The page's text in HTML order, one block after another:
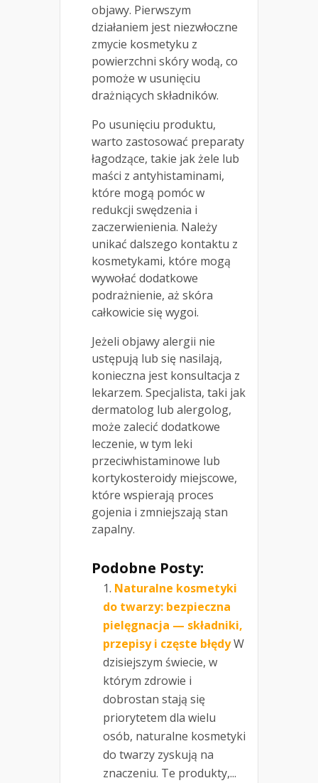
objawy. Pierwszym
działaniem jest niezwłoczne
zmycie kosmetyku z
powierzchni skóry wodą, co
pomoże w usunięciu
drażniących składników.
Po usunięciu produktu,
warto zastosować preparaty
łagodzące, takie jak żele lub
maści z antyhistaminami,
które mogą pomóc w
redukcji swędzenia i
zaczerwienienia. Należy
unikać dalszego kontaktu z
kosmetykami, które mogą
wywołać dodatkowe
podrażnienie, aż skóra
całkowicie się wygoi.
Jeżeli objawy alergii nie
ustępują lub się nasilają,
konieczna jest konsultacja z
lekarzem. Specjalista, taki jak
dermatolog lub alergolog,
może zalecić dodatkowe
leczenie, w tym leki
przeciwhistaminowe lub
kortykosteroidy miejscowe,
które wspierają proces
gojenia i zmniejszają stan
zapalny.
Podobne Posty:
Naturalne kosmetyki
do twarzy: bezpieczna
pielęgnacja — składniki,
przepisy i częste błędyW
dzisiejszym świecie, w
którym zdrowie i
dobrostan stają się
priorytetem dla wielu
osób, naturalne kosmetyki
do twarzy zyskują na
znaczeniu. Te produkty,...